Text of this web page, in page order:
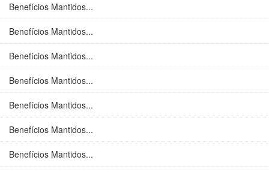
Benefícios Mantidos...
Benefícios Mantidos...
Benefícios Mantidos...
Benefícios Mantidos...
Benefícios Mantidos...
Benefícios Mantidos...
Benefícios Mantidos...